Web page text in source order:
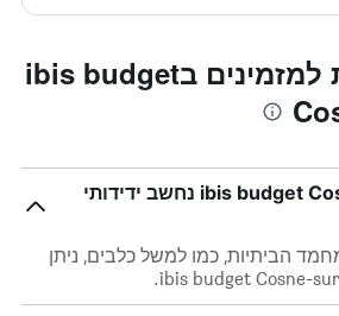
שאלות נפוצות למזמינים בibis budget
האם ibis budget Cosne-sur-Loire נחשב ידידותי
הביתיות, כמו למשל כלבים, ניתן